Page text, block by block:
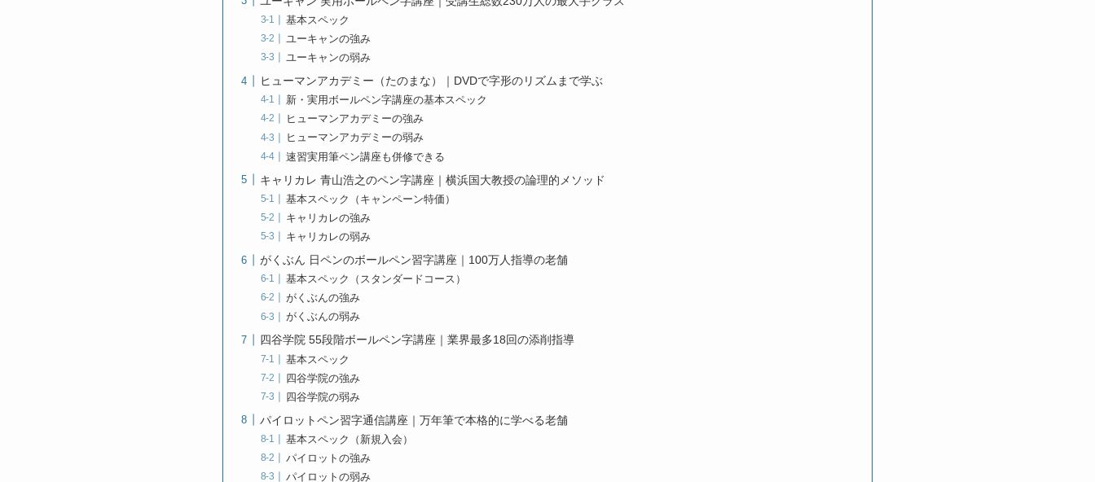
基本スペック
ユーキャンの強み
ユーキャンの弱み
ヒューマンアカデミー（たのまな）｜DVDで字形のリズムまで学ぶ
新・実用ボールペン字講座の基本スペック
ヒューマンアカデミーの強み
ヒューマンアカデミーの弱み
速習実用筆ペン講座も併修できる
キャリカレ 青山浩之のペン字講座｜横浜国大教授の論理的メソッド
基本スペック（キャンペーン特価）
キャリカレの強み
キャリカレの弱み
がくぶん 日ペンのボールペン習字講座｜100万人指導の老舗
基本スペック（スタンダードコース）
がくぶんの強み
がくぶんの弱み
四谷学院 55段階ボールペン字講座｜業界最多18回の添削指導
基本スペック
四谷学院の強み
四谷学院の弱み
パイロットペン習字通信講座｜万年筆で本格的に学べる老舗
基本スペック（新規入会）
パイロットの強み
パイロットの弱み